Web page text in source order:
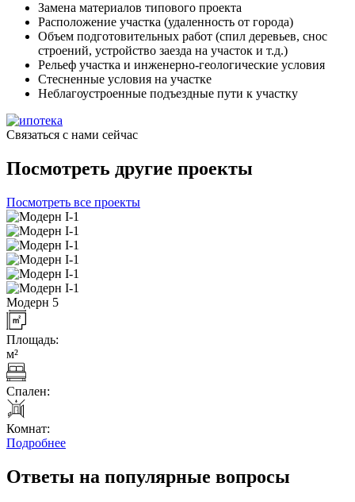
Замена материалов типового проекта
Расположение участка (удаленность от города)
Объем подготовительных работ (спил деревьев, снос
строений, устройство заезда на участок и т.д.)
Рельеф участка и инженерно-геологические условия
Стесненные условия на участке
Неблагоустроенные подъездные пути к участку
Связаться с нами сейчас
Посмотреть другие проекты
Посмотреть все проекты
Модерн 5
Площадь:
м²
Спален:
Комнат:
Подробнее
Ответы на популярные вопросы